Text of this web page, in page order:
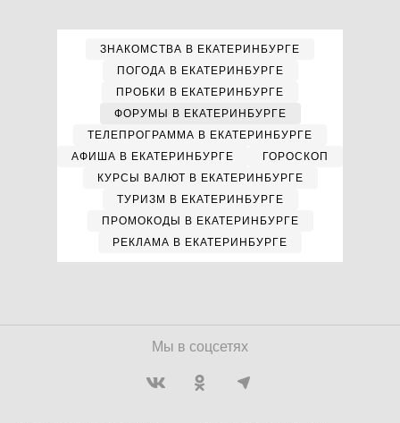
ЗНАКОМСТВА В ЕКАТЕРИНБУРГЕ
ПОГОДА В ЕКАТЕРИНБУРГЕ
ПРОБКИ В ЕКАТЕРИНБУРГЕ
ФОРУМЫ В ЕКАТЕРИНБУРГЕ
ТЕЛЕПРОГРАММА В ЕКАТЕРИНБУРГЕ
АФИША В ЕКАТЕРИНБУРГЕ
ГОРОСКОП
КУРСЫ ВАЛЮТ В ЕКАТЕРИНБУРГЕ
ТУРИЗМ В ЕКАТЕРИНБУРГЕ
ПРОМОКОДЫ В ЕКАТЕРИНБУРГЕ
РЕКЛАМА В ЕКАТЕРИНБУРГЕ
Мы в соцсетях